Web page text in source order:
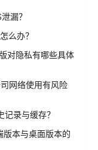
漏？
么办？
对隐私有哪些具体
网络使用有风险
录与缓存？
版本与桌面版本的